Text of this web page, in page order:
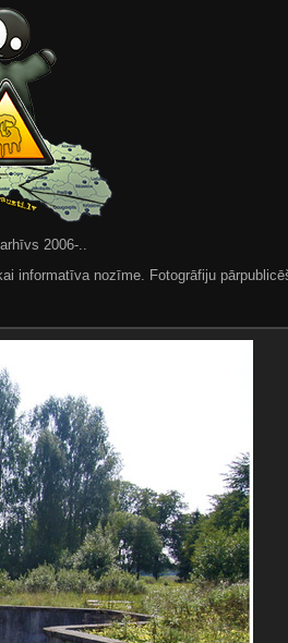
2006-..
informatīva nozīme. Fotogrāfiju